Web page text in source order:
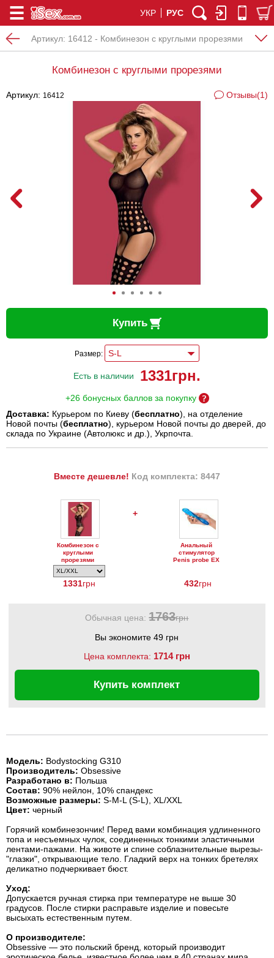
УКР РУС
Артикул: 16412 - Комбинезон с круглыми прорезями
Комбинезон с круглыми прорезями
Артикул: 16412 Отзывы(1)
Купить
Размер:
Есть в наличии 1331грн.
+26 бонусных баллов за покупку
Доставка: Курьером по Киеву (бесплатно), на отделение
Новой почты (бесплатно), курьером Новой почты до дверей, до
склада по Украине (Автолюкс и др.), Укрпочта.
Вместе дешевле! Код комплекта: 8447
Комбинезон с
круглыми
прорезями
1331грн
+
Анальный
стимулятор
Penis probe EX
432грн
Обычная цена:1763грн
Вы экономите 49 грн
Цена комплекта: 1714 грн
Купить комплект
Модель: Bodystocking G310
Производитель: Obsessive
Разработано в: Польша
Состав: 90% нейлон, 10% спандекс
Возможные размеры: S-M-L (S-L), XL/XXL
Цвет: черный
Горячий комбинезончик! Перед вами комбинация удлиненного
топа и несъемных чулок, соединенных тонкими эластичными
лентами-пажами. На животе и спине соблазнительные вырезы-
"глазки", открывающие тело. Гладкий верх на тонких бретелях
деликатно подчеркивает бюст.
Уход:
Допускается ручная стирка при температуре не выше 30
градусов. После стирки расправьте изделие и повесьте
высыхать естественным путем.
О производителе:
Obsessive — это польский бренд, который производит